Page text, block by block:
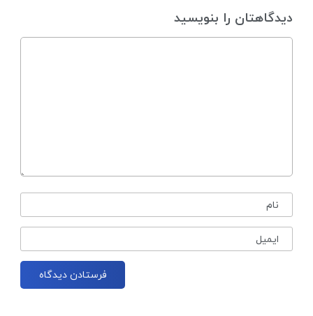
دیدگاهتان را بنویسید
نام
ایمیل